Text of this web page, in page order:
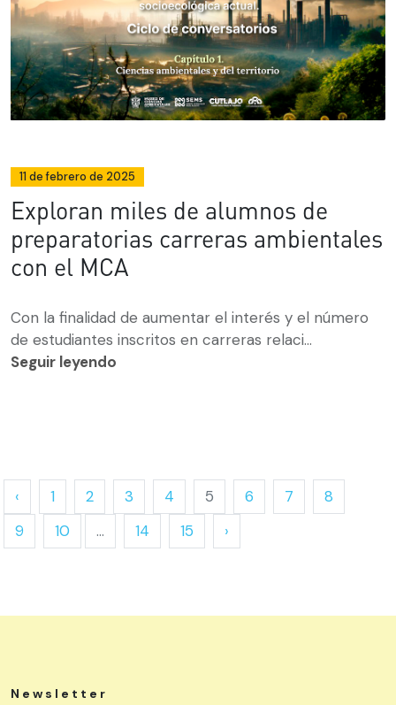
11 de febrero de 2025
Exploran miles de alumnos de
preparatorias carreras ambientales
con el MCA
Con la finalidad de aumentar el interés y el número
de estudiantes inscritos en carreras relaci...
Seguir leyendo
‹ 1 2 3 4 5 6 7
8
9
10 ... 14 15 ›
Newsletter